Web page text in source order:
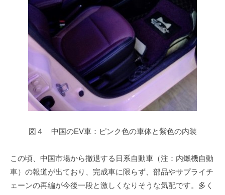
図４ 中国のEV車：ピンク色の車体と紫色の内装
この頃、中国市場から撤退する日系自動車（注：内燃機自動
車）の報道が出ており、完成車に限らず、部品やサプライチ
ェーンの再編が今後一段と激しくなりそうな気配です。多く